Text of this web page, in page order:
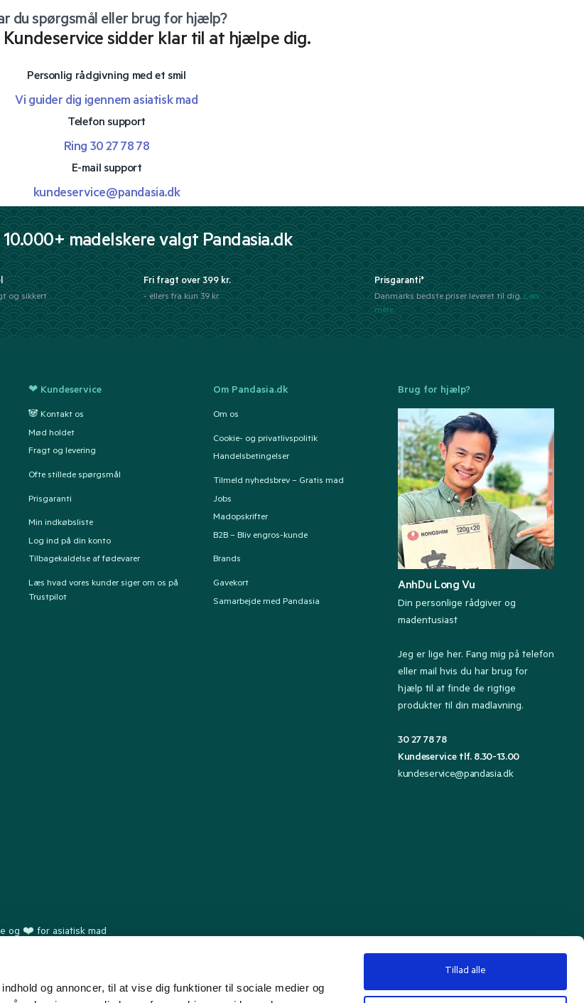
og annoncer, til at vise dig funktioner til sociale medier og
Tillad alle
du spørgsmål eller brug for hjælp?
Kundeservice sidder klar til at hjælpe dig.
Personlig rådgivning med et smil
Vi guider dig igennem asiatisk mad
Telefon support
Ring 30 27 78 78
E-mail support
kundeservice@pandasia.dk
madelskere valgt Pandasia.dk
og sikkert
Fri fragt over 399 kr.
- ellers fra kun 39 kr.
Prisgaranti*
Danmarks bedste priser leveret til dig.Læs
mere
❤ Kundeservice
🐼 Kontakt os
Mød holdet
Fragt og levering
Ofte stillede spørgsmål
Prisgaranti
Min indkøbsliste
Log ind på din konto
Tilbagekaldelse af fødevarer
Læs hvad vores kunder siger om os på
Trustpilot
Om Pandasia.dk
Om os
Cookie- og privatlivspolitik
Handelsbetingelser
Tilmeld nyhedsbrev – Gratis mad
Jobs
Madopskrifter
B2B – Bliv engros-kunde
Brands
Gavekort
Samarbejde med Pandasia
Brug for hjælp?
AnhDu Long Vu
Din personlige rådgiver og
madentusiast
Jeg er lige her. Fang mig på telefon
eller mail hvis du har brug for
hjælp til at finde de rigtige
produkter til din madlavning.
30 27 78 78
Kundeservice tlf. 8.30-13.00
kundeservice@pandasia.dk
og ❤️ for asiatisk mad